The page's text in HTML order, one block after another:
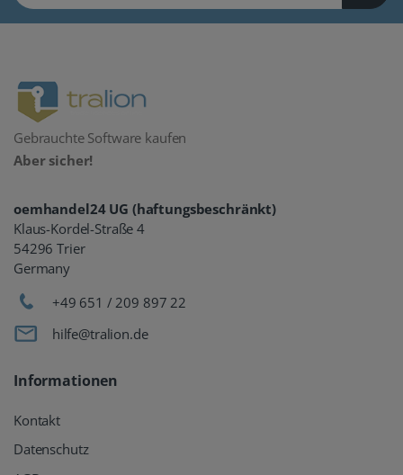
Gebrauchte Software kaufen
Aber sicher!
oemhandel24 UG (haftungsbeschränkt)
Klaus-Kordel-Straße 4
54296 Trier
Germany
+49 651 / 209 897 22
hilfe@tralion.de
Informationen
Kontakt
Datenschutz